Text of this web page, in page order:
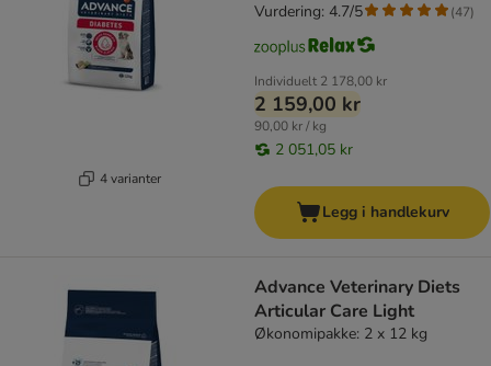
4 varianter
Individuelt 2 178,00 kr
2 159,00 kr
90,00 kr / kg
2 051,05 kr
Vurdering: 4.7/5 (47)
Legg i handlekurv
Advance Veterinary Diets
Articular Care Light
Økonomipakke: 2 x 12 kg